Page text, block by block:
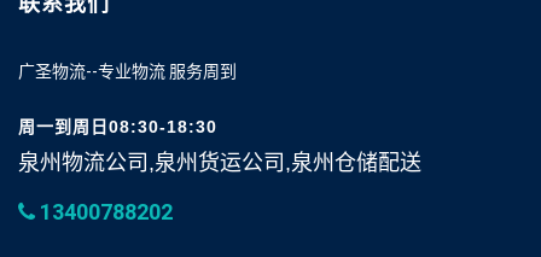
广圣物流--专业物流 服务周到
周一到周日08:30-18:30
泉州物流公司,泉州货运公司,泉州仓储配送
13400788202